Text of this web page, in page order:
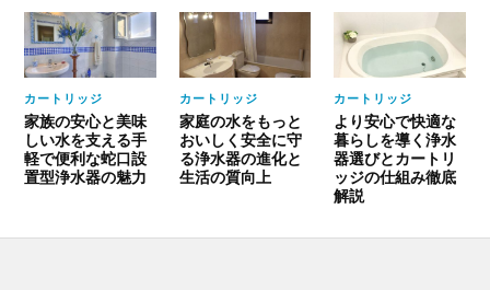
カートリッジ
家族の安心と美味
しい水を支える手
軽で便利な蛇口設
置型浄水器の魅力
カートリッジ
家庭の水をもっと
おいしく安全に守
る浄水器の進化と
生活の質向上
カートリッジ
より安心で快適な
暮らしを導く浄水
器選びとカートリ
ッジの仕組み徹底
解説